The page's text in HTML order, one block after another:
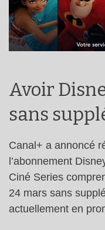
Avoir
sans
Canal+ a annoncé
l’abonnement
Ciné Series
24 mars sans
actuellement en